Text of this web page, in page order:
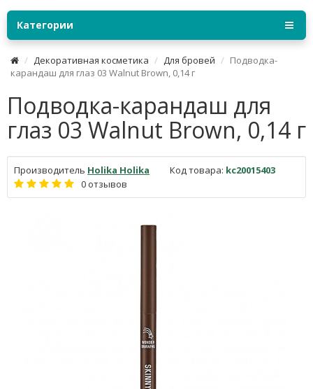
Категории
Декоративная косметика Для бровей
Подводка-
карандаш для глаз 03 Walnut Brown, 0,14 г
Подводка-карандаш для
глаз 03 Walnut Brown, 0,14 г
Производитель Holika Holika Код товара: kc20015403
0 отзывов